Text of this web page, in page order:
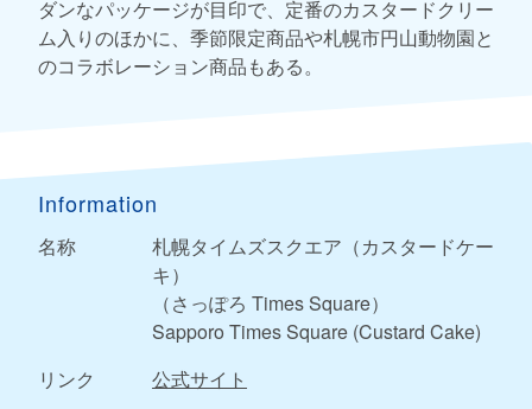
ダンなパッケージが目印で、定番のカスタードクリー
ム入りのほかに、季節限定商品や札幌市円山動物園と
のコラボレーション商品もある。
Information
名称
札幌タイムズスクエア（カスタードケー
キ）
（さっぽろ Times Square）
Sapporo Times Square (Custard Cake)
リンク
公式サイト